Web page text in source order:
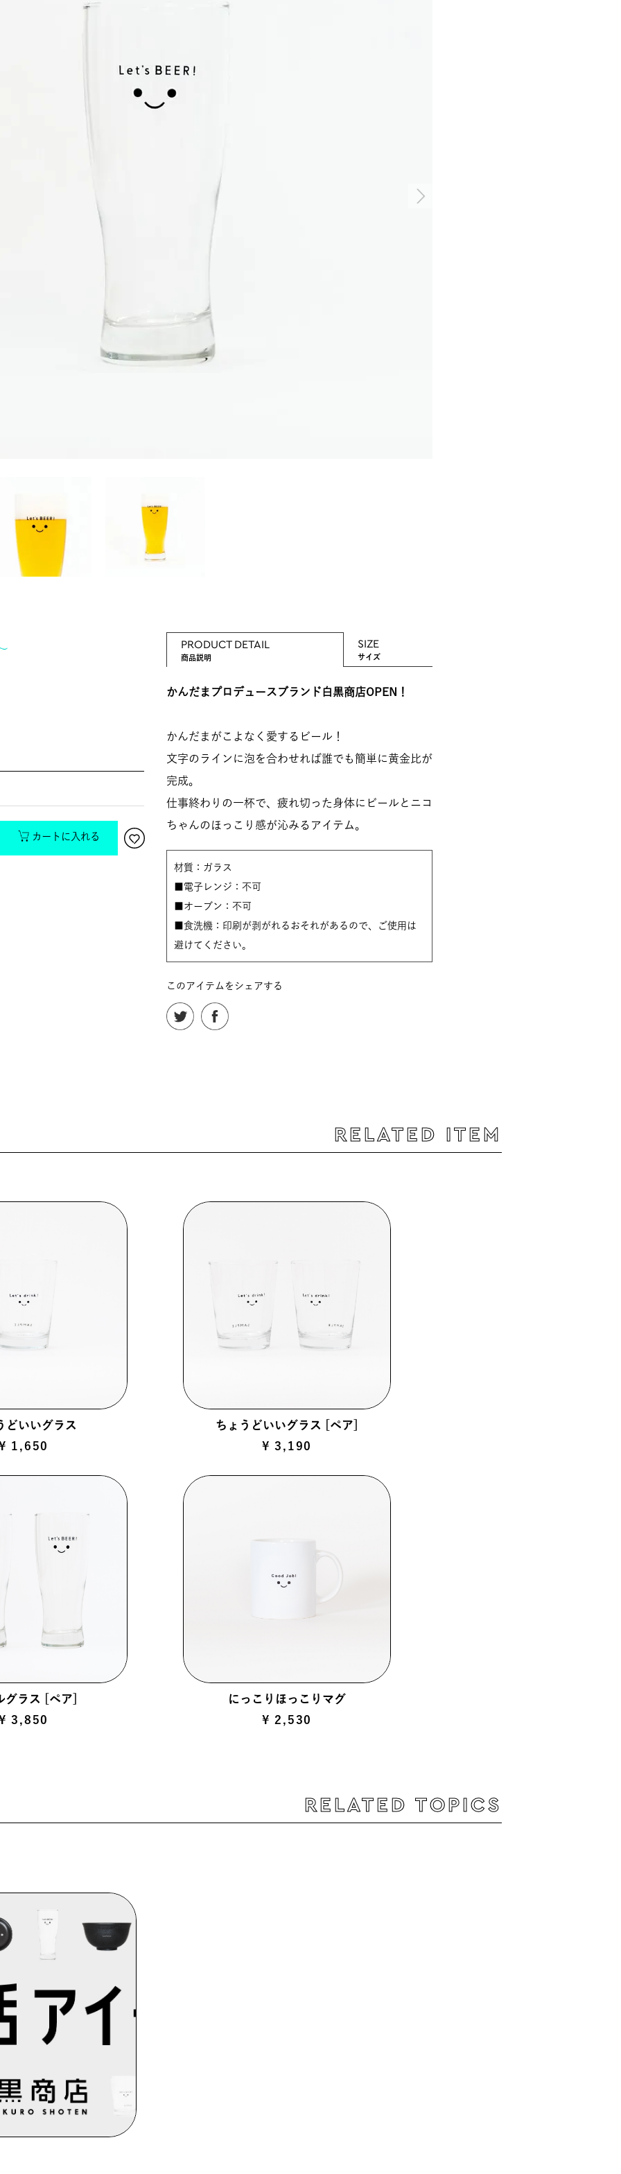
カートに入れる
PRODUCT DETAIL
商品説明
SIZE
サイズ
かんだまプロデュースブランド白黒商店OPEN！
かんだまがこよなく愛するビール！
文字のラインに泡を合わせれば誰でも簡単に黄金比が
完成。
仕事終わりの一杯で、疲れ切った身体にビールとニコ
ちゃんのほっこり感が沁みるアイテム。
材質：ガラス
■電子レンジ：不可
■オーブン：不可
■食洗機：印刷が剥がれるおそれがあるので、ご使用は
避けてください。
このアイテムをシェアする
RELATED ITEM
どいいグラス
1,650
ちょうどいいグラス [ペア]
¥ 3,190
グラス [ペア]
3,850
にっこりほっこりマグ
¥ 2,530
RELATED TOPICS